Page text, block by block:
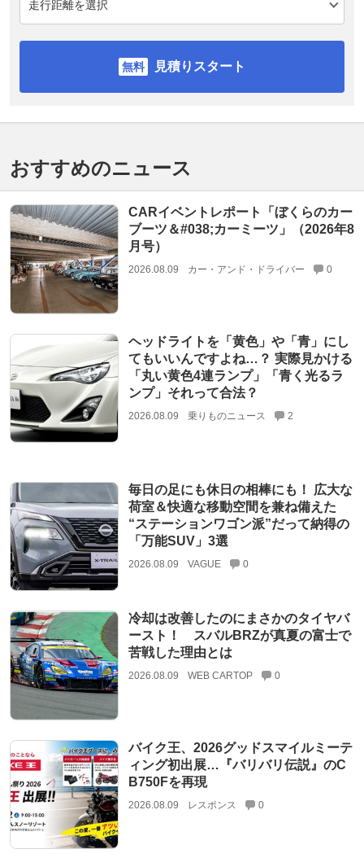
見積りスタート
おすすめのニュース
CARイベントレポート「ぼくらのカー
ブーツ＆#038;カーミーツ」（2026年8
月号）
2026.08.09 カー・アンド・ドライバー 0
ヘッドライトを「黄色」や「青」にし
てもいいんですよね…？ 実際見かける
「丸い黄色4連ランプ」「青く光るラ
ンプ」それって合法？
2026.08.09 乗りものニュース 2
毎日の足にも休日の相棒にも！ 広大な
荷室＆快適な移動空間を兼ね備えた
“ステーションワゴン派”だって納得の
「万能SUV」3選
2026.08.09 VAGUE 0
冷却は改善したのにまさかのタイヤバ
ースト！ スバルBRZが真夏の富士で
苦戦した理由とは
2026.08.09 WEB CARTOP 0
バイク王、2026グッドスマイルミーテ
ィング初出展…『バリバリ伝説』のC
B750Fを再現
2026.08.09 レスポンス 0